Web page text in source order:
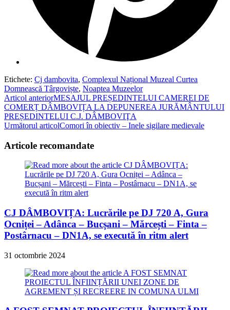
Etichete: Cj dambovita, Complexul Național Muzeal Curtea
Domnească Târgoviște, Noaptea Muzeelor
Read
more
articles
Articol anteriorMESAJUL PREȘEDINTELUI CAMEREI DE
COMERȚ DÂMBOVIȚA LA DEPUNEREA JURĂMÂNTULUI
PREȘEDINTELUI C.J. DÂMBOVIŢA
Următorul articolComori în obiectiv – Inele sigilare medievale
Articole recomandate
CJ DÂMBOVIȚA: Lucrările pe DJ 720 A, Gura
Ocniței – Adânca – Bucșani – Mărcești – Finta –
Postârnacu – DN1A, se execută în ritm alert
31 octombrie 2024